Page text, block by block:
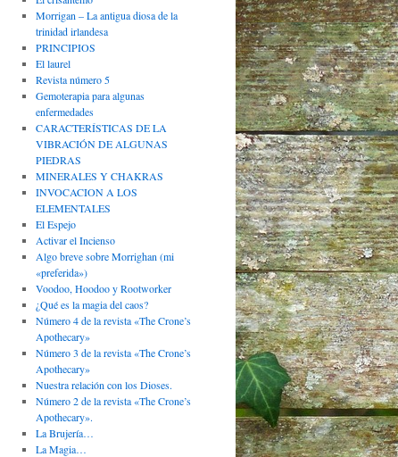
Morrigan – La antigua diosa de la
trinidad irlandesa
PRINCIPIOS
El laurel
Revista número 5
Gemoterapia para algunas
enfermedades
CARACTERÍSTICAS DE LA
VIBRACIÓN DE ALGUNAS
PIEDRAS
MINERALES Y CHAKRAS
INVOCACION A LOS
ELEMENTALES
El Espejo
Activar el Incienso
Algo breve sobre Morrighan (mi
«preferida»)
Voodoo, Hoodoo y Rootworker
¿Qué es la magia del caos?
Número 4 de la revista «The Crone’s
Apothecary»
Número 3 de la revista «The Crone’s
Apothecary»
Nuestra relación con los Dioses.
Número 2 de la revista «The Crone’s
Apothecary».
La Brujería…
La Magia…